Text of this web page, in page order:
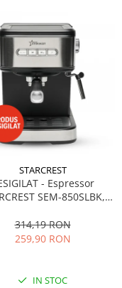
STARCREST
- Espressor
SEM-850SLBK,
1.5L, dispozitiv
filtru dublu din
314,19 RON
259,90 RON
IN STOC